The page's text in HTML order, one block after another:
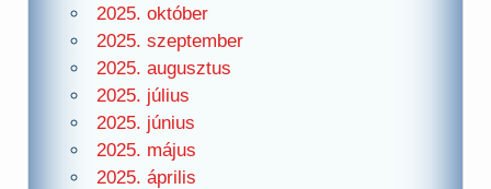
2025. október
2025. szeptember
2025. augusztus
2025. július
2025. június
2025. május
2025. április